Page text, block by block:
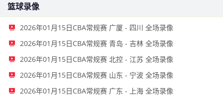
篮球录像
2026年01月15日CBA常规赛 广厦 - 四川 全场录像
2026年01月15日CBA常规赛 青岛 - 吉林 全场录像
2026年01月15日CBA常规赛 北控 - 江苏 全场录像
2026年01月15日CBA常规赛 山东 - 宁波 全场录像
2026年01月15日CBA常规赛 广东 - 上海 全场录像